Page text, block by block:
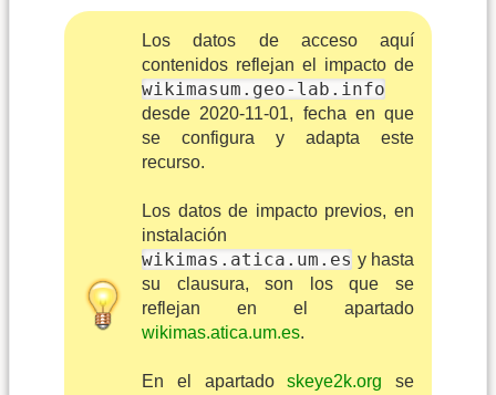
Los datos de acceso aquí
contenidos reflejan el impacto de
wikimasum.geo-lab.info
desde 2020-11-01, fecha en que
se configura y adapta este
recurso.
Los datos de impacto previos, en
instalación
wikimas.atica.um.es y hasta
su clausura, son los que se
reflejan en el apartado
wikimas.atica.um.es.
En el apartadoskeye2k.org se